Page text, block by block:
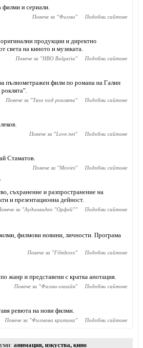
филми и сериали.
Повече за "Филми" Подобни сайтове
продукции и директно
света на киното и музиката.
Повече за "HBO Bulgaria" Подобни сайтове
пълнометражен филм по романа на Галин
Повече за "Тяло под роклята" Подобни сайтове
Повече за "Love.net" Подобни сайтове
Стаматов.
Повече за "Movies" Подобни сайтове
съхранение и разпространение на
и презентационна дейност.
за "Аудиовидео "Орфей"" Подобни сайтове
филмови новини, личности. Програма
Повече за "Filmboxx" Подобни сайтове
жанр и представени с кратка анотация.
Повече за "Филми-онлайн" Подобни сайтове
ревюта на нови филми.
Повече за "Филмова критика" Подобни сайтове
анимация, изкуства, кино